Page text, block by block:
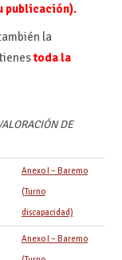
publicación).
la
toda la
DE
Anexo I – Baremo
(Turno
discapacidad)
Anexo I – Baremo